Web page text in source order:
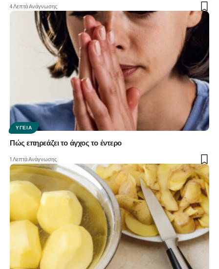
4 Λεπτά Ανάγνωσης
ΥΓΕΊΑ
Πώς επηρεάζει το άγχος το έντερο
1 Λεπτά Ανάγνωσης